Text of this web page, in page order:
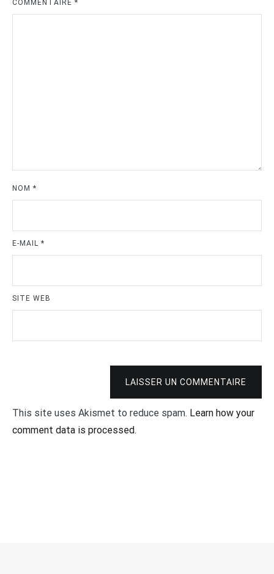
COMMENTAIRE *
NOM *
E-MAIL *
SITE WEB
LAISSER UN COMMENTAIRE
This site uses Akismet to reduce spam. Learn how your
comment data is processed.